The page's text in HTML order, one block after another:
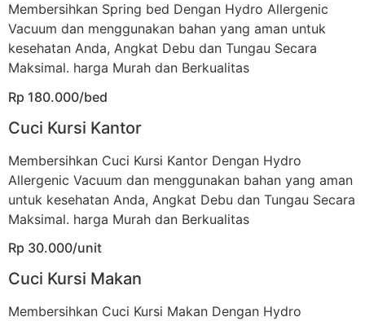
Membersihkan Spring bed Dengan Hydro Allergenic
Vacuum dan menggunakan bahan yang aman untuk
kesehatan Anda, Angkat Debu dan Tungau Secara
Maksimal. harga Murah dan Berkualitas
Rp 180.000/bed
Cuci Kursi Kantor
Membersihkan Cuci Kursi Kantor Dengan Hydro
Allergenic Vacuum dan menggunakan bahan yang aman
untuk kesehatan Anda, Angkat Debu dan Tungau Secara
Maksimal. harga Murah dan Berkualitas
Rp 30.000/unit
Cuci Kursi Makan
Membersihkan Cuci Kursi Makan Dengan Hydro